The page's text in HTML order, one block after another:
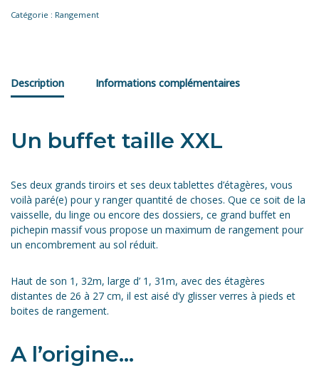
Catégorie : Rangement
Description Informations complémentaires
Un buffet taille XXL
Ses deux grands tiroirs et ses deux tablettes d’étagères, vous
voilà paré(e) pour y ranger quantité de choses. Que ce soit de la
vaisselle, du linge ou encore des dossiers, ce grand buffet en
pichepin massif vous propose un maximum de rangement pour
un encombrement au sol réduit.
Haut de son 1, 32m, large d’ 1, 31m, avec des étagères
distantes de 26 à 27 cm, il est aisé d’y glisser verres à pieds et
boites de rangement.
A l’origine…